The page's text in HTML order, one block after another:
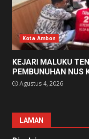
Kota Ambon
KEJARI MALUKU
PEMBUNUHAN NUS
Agustus 4, 2026
LAMAN